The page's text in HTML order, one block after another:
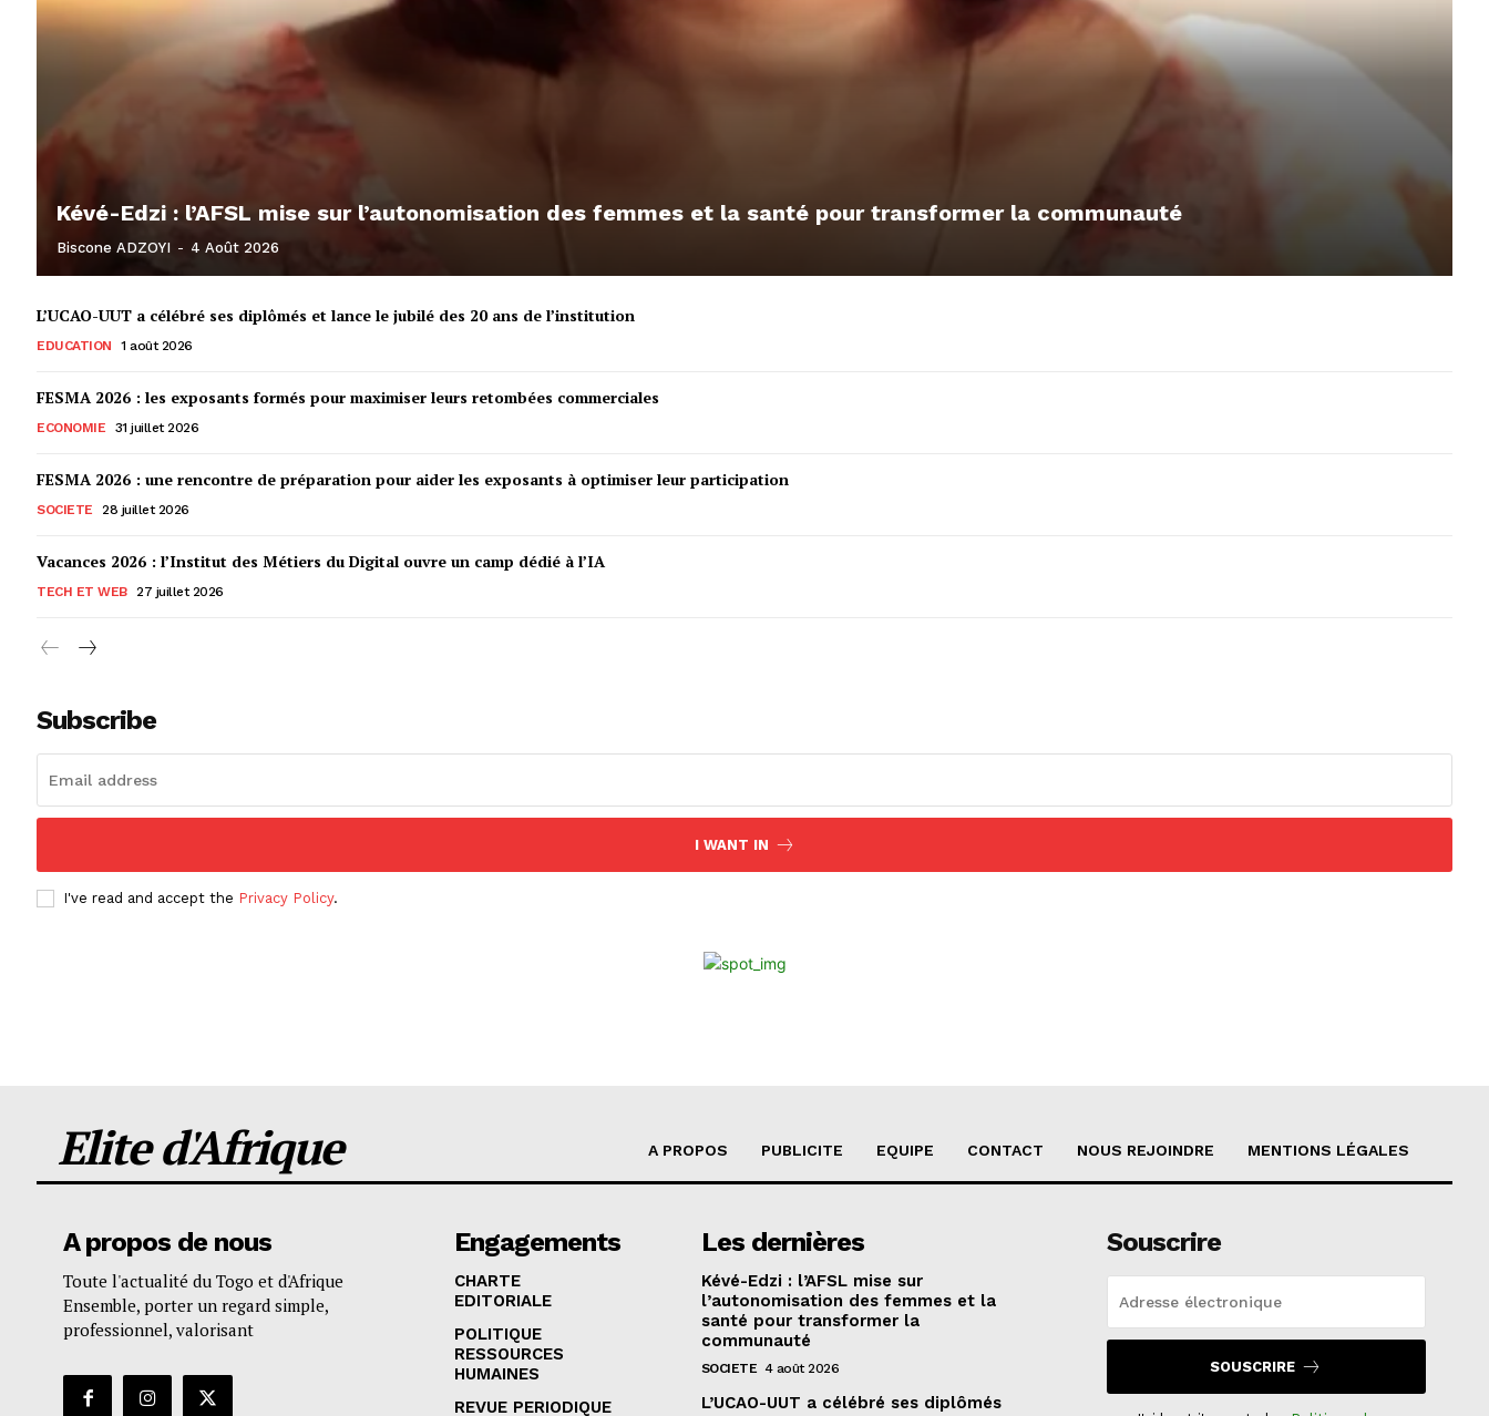
Kévé-Edzi : l’AFSL mise sur l’autonomisation des femmes et la santé pour transformer la communauté
Biscone ADZOYI - 4 Août 2026
L’UCAO-UUT a célébré ses diplômés et lance le jubilé des 20 ans de l’institution
EDUCATION 1 août 2026
FESMA 2026 : les exposants formés pour maximiser leurs retombées commerciales
ECONOMIE 31 juillet 2026
FESMA 2026 : une rencontre de préparation pour aider les exposants à optimiser leur participation
SOCIETE 28 juillet 2026
Vacances 2026 : l’Institut des Métiers du Digital ouvre un camp dédié à l’IA
TECH ET WEB 27 juillet 2026
Subscribe
I WANT IN
I've read and accept the Privacy Policy.
Elite d'Afrique A PROPOS PUBLICITE EQUIPE CONTACT NOUS REJOINDRE MENTIONS LÉGALES
A propos de nous
Toute l'actualité du Togo et d'Afrique
Ensemble, porter un regard simple,
professionnel, valorisant
Engagements
CHARTE
EDITORIALE
POLITIQUE
RESSOURCES
HUMAINES
REVUE PERIODIQUE
Les dernières
Kévé-Edzi : l’AFSL mise sur
l’autonomisation des femmes et la
santé pour transformer la
communauté
SOCIETE 4 août 2026
L’UCAO-UUT a célébré ses diplômés
Souscrire
SOUSCRIRE